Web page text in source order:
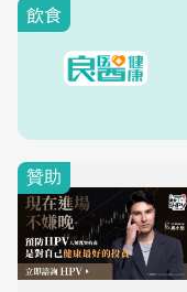
飲食